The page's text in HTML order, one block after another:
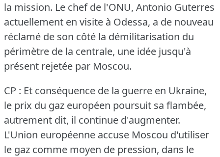
la mission. Le chef de l'ONU, Antonio Guterres
actuellement en visite à Odessa, a de nouveau
réclamé de son côté la démilitarisation du
périmètre de la centrale, une idée jusqu'à
présent rejetée par Moscou.
CP : Et conséquence de la guerre en Ukraine,
le prix du gaz européen poursuit sa flambée,
autrement dit, il continue d'augmenter.
L'Union européenne accuse Moscou d'utiliser
le gaz comme moyen de pression, dans le